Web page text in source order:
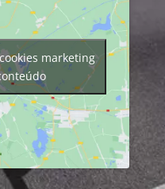
marketing